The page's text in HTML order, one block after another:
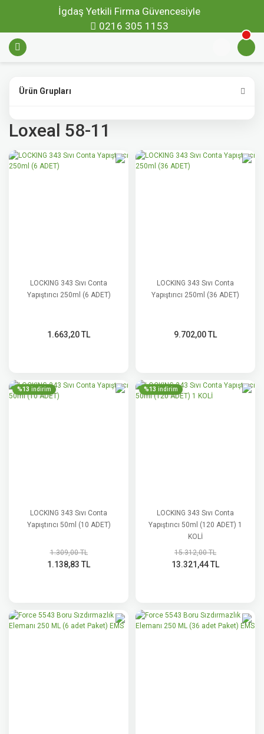
İgdaş Yetkili Firma Güvencesiyle
0216 305 1153
Ürün Grupları
Loxeal 58-11
LOCKING 343 Sıvı Conta
Yapıştırıcı 250ml (6 ADET)
1.663,20 TL
LOCKING 343 Sıvı Conta
Yapıştırıcı 250ml (36 ADET)
9.702,00 TL
%13 indirim
LOCKING 343 Sıvı Conta
Yapıştırıcı 50ml (10 ADET)
1.309,00 TL
1.138,83 TL
%13 indirim
LOCKING 343 Sıvı Conta
Yapıştırıcı 50ml (120 ADET) 1
KOLİ
15.312,00 TL
13.321,44 TL